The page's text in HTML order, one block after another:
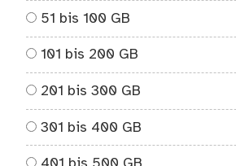
51 bis 100 GB
101 bis 200 GB
201 bis 300 GB
301 bis 400 GB